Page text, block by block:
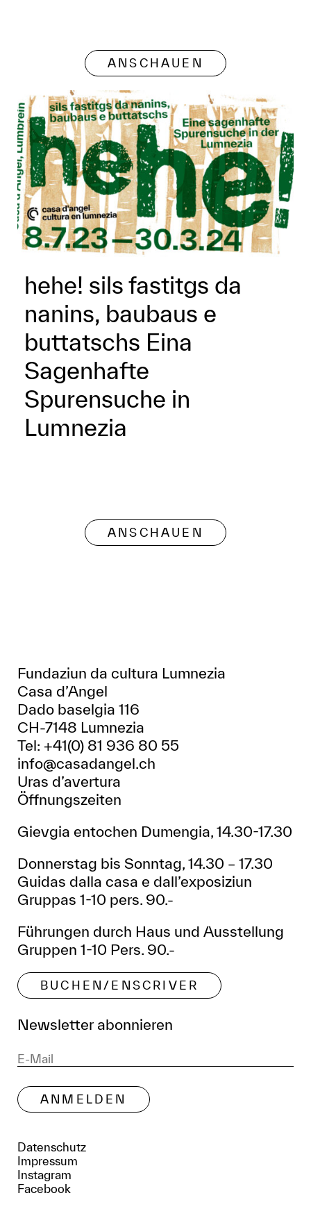
ANSCHAUEN
hehe! sils fastitgs da
nanins, baubaus e
buttatschs Eina
Sagenhafte
Spurensuche in
Lumnezia
ANSCHAUEN
Fundaziun da cultura Lumnezia
Casa d’Angel
Dado baselgia 116
CH-7148 Lumnezia
Tel: +41(0) 81 936 80 55
info@casadangel.ch
Uras d’avertura
Öffnungszeiten
Gievgia entochen Dumengia, 14.30-17.30
Donnerstag bis Sonntag, 14.30 – 17.30
Guidas dalla casa e dall’exposiziun
Gruppas 1-10 pers. 90.-
Führungen durch Haus und Ausstellung
Gruppen 1-10 Pers. 90.-
BUCHEN/ENSCRIVER
Newsletter abonnieren
Datenschutz
Impressum
Instagram
Facebook